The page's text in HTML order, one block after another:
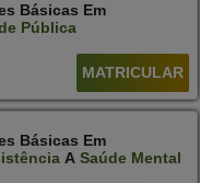
Básicas Em
Pública
MATRICULAR
Básicas Em
A Saúde Mental